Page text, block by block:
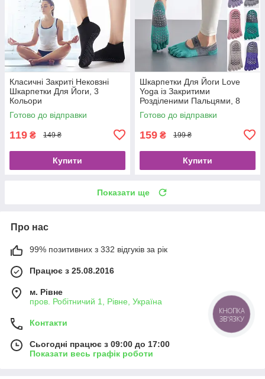
Класичні Закриті Нековзні
Шкарпетки Для Йоги, 3
Кольори
Готово до відправки
119 ₴ 149 ₴
Купити
Шкарпетки Для Йоги Love
Yoga із Закритими
Розділеними Пальцями, 8
Кольорів
Готово до відправки
159 ₴ 199 ₴
Купити
Показати ще
Про нас
99% позитивних з 332 відгуків за рік
Працює з 25.08.2016
м. Рівне
пров. Робітничий 1, Рівне, Україна
Контакти
Сьогодні працює з 09:00 до 17:00
Показати весь графік роботи